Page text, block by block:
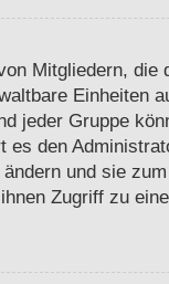
Mitgliedern, die
Einheiten
jeder Gruppe
es den
und sie
Zugriff zu